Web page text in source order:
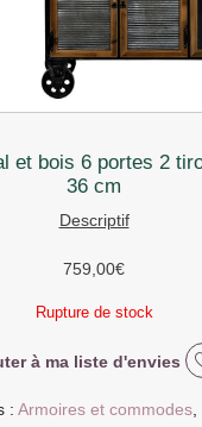
36 cm
Descriptif
759,00€
Rupture de stock
à ma liste d'envies
: Armoires et commodes,